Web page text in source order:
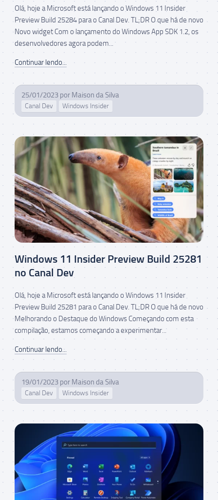
Olá, hoje a Microsoft está lançando o Windows 11 Insider
Preview Build 25284 para o Canal Dev. TL;DR O que há de novo
Novo widget Com o lançamento do Windows App SDK 1.2, os
desenvolvedores agora podem...
Continuar lendo...
25/01/2023 por Maison da Silva
Canal Dev Windows Insider
Windows 11 Insider Preview Build 25281
no Canal Dev
Olá, hoje a Microsoft está lançando o Windows 11 Insider
Preview Build 25281 para o Canal Dev. TL;DR O que há de novo
Melhorando o Destaque do Windows Começando com esta
compilação, estamos começando a experimentar...
Continuar lendo...
19/01/2023 por Maison da Silva
Canal Dev Windows Insider